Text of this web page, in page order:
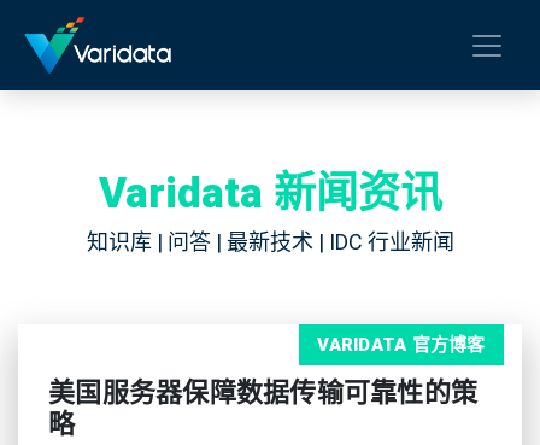
Varidata 新闻资讯
知识库 | 问答 | 最新技术 | IDC 行业新闻
VARIDATA 官方博客
美国服务器保障数据传输可靠性的策
略